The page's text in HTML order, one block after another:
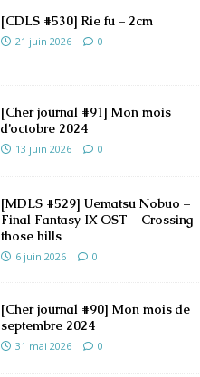
[CDLS #530] Rie fu – 2cm
21 juin 2026 0
[Cher journal #91] Mon mois
d’octobre 2024
13 juin 2026 0
[MDLS #529] Uematsu Nobuo –
Final Fantasy IX OST – Crossing
those hills
6 juin 2026 0
[Cher journal #90] Mon mois de
septembre 2024
31 mai 2026 0